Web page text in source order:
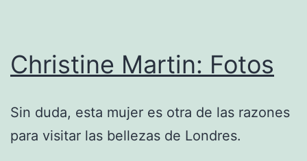
Christine Martin: Fotos
Sin duda, esta mujer es otra de las razones
para visitar las bellezas de Londres.